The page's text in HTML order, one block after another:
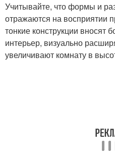
Учитывайте, что формы и
отражаются на восприятии
тонкие конструкции вносят
интерьер, визуально
увеличивают комнату в